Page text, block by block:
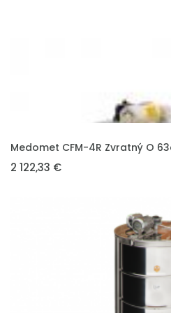
VLOŽIT DO KOŠÍKU
Medomet CFM-4R Zvratný O
2 122,33 €